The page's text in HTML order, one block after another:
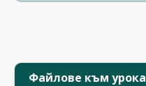
Файлове към урока